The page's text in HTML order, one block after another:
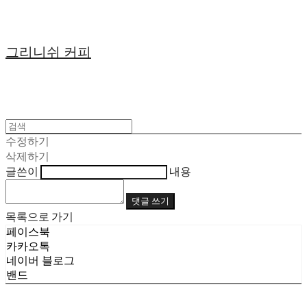
그리니쉬 커피
수정하기
삭제하기
글쓴이
내용
댓글 쓰기
목록으로 가기
페이스북
카카오톡
네이버 블로그
밴드